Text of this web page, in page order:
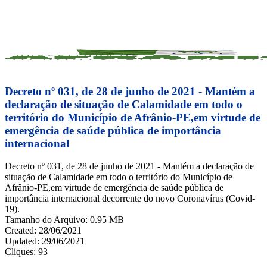
Decreto nº 031, de 28 de junho de 2021 - Mantém a
declaração de situação de Calamidade em todo o
território do Município de Afrânio-PE,em virtude de
emergência de saúde pública de importância
internacional
Decreto nº 031, de 28 de junho de 2021 - Mantém a declaração de
situação de Calamidade em todo o território do Município de
Afrânio-PE,em virtude de emergência de saúde pública de
importância internacional decorrente do novo Coronavírus (Covid-
19).
Tamanho do Arquivo: 0.95 MB
Created: 28/06/2021
Updated: 29/06/2021
Cliques: 93